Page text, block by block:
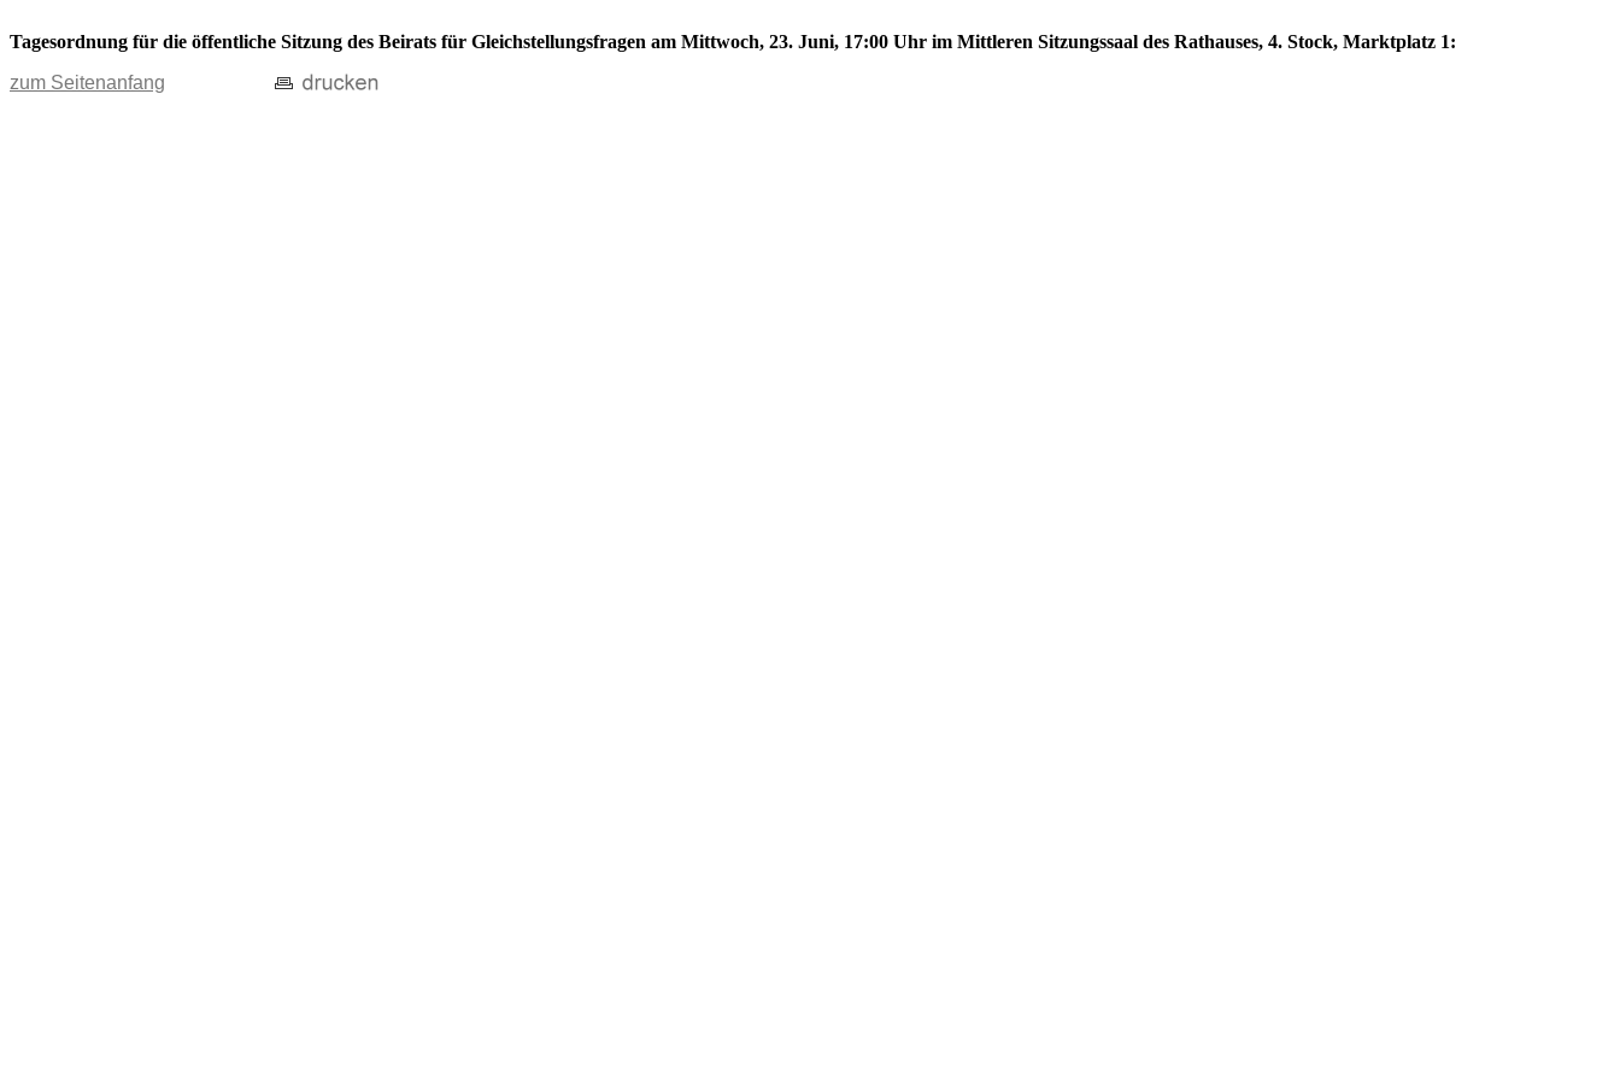
Tagesordnung für die öffentliche Sitzung des Beirats für Gleichstellungsfragen am Mittwoch, 23. Juni, 17:00 Uhr im Mittleren Sitzungssaal des Rathauses, 4. Stock, Marktplatz 1:
zum Seitenanfang